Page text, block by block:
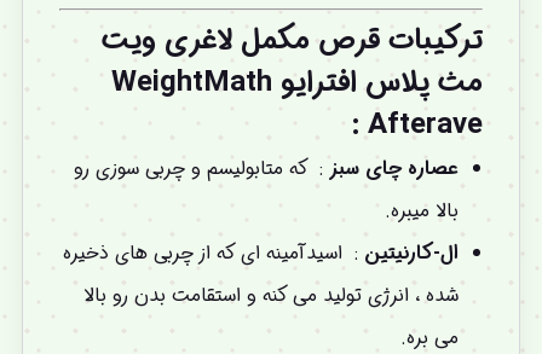
ترکیبات قرص مکمل لاغری ویت
مث پلاس افترایو WeightMath
Afterave :
عصاره چای سبز : که متابولیسم و چربی ‌سوزی رو
بالا میبره.
ال-کارنیتین : اسیدآمینه ‌ای که از چربی ‌های ذخیره
‌شده ، انرژی تولید می‌ کنه و استقامت بدن رو بالا
می ‌بره.